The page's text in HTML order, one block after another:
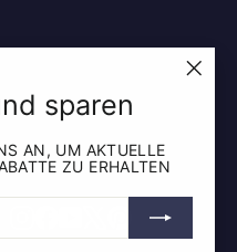
sparen
AN, UM AKTUELLE
ZU ERHALTEN
Pinterest